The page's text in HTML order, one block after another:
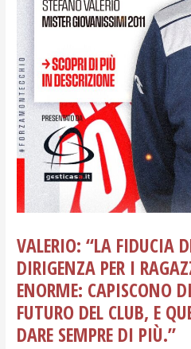
VALERIO: “LA FIDUCIA
DIRIGENZA PER I
ENORME: CAPISCONO
FUTURO DEL CLUB, E
DARE SEMPRE DI PIÙ.”